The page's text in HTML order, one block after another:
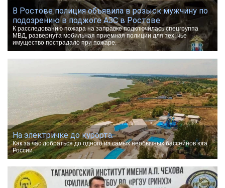
В Ростове полиция объявила в розыск мужчину по
подозрению в поджоге АЗС в Ростове
К расследованию пожара на заправке подключилась спецгруппа
МВД, развернута мобильная приемная полиции для тех, чье
имущество пострадало при пожаре.
На электричке до курорта.
Как за час добраться до одного из самых необычных бассейнов юга
России.